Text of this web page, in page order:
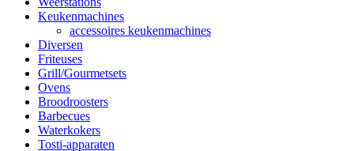
Keukenmachines
accessoires keukenmachines
Diversen
Friteuses
Grill/Gourmetsets
Ovens
Broodroosters
Barbecues
Waterkokers
Tosti-apparaten